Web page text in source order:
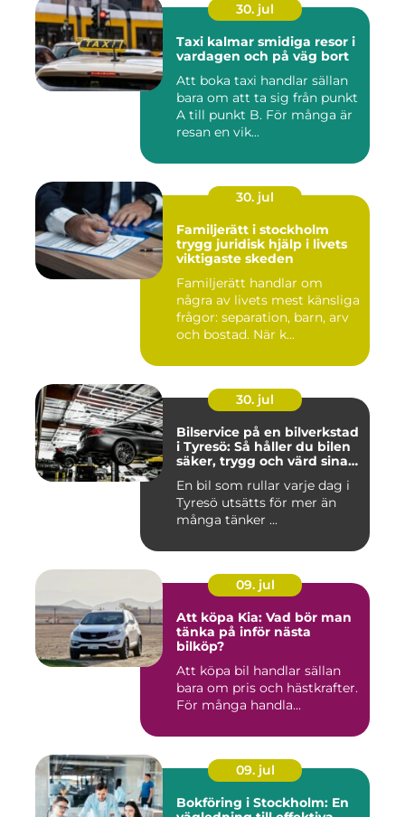
30. jul
Taxi kalmar smidiga resor i
vardagen och på väg bort
Att boka taxi handlar sällan
bara om att ta sig från punkt
A till punkt B. För många är
resan en vik...
30. jul
Familjerätt i stockholm
trygg juridisk hjälp i livets
viktigaste skeden
Familjerätt handlar om
några av livets mest känsliga
frågor: separation, barn, arv
och bostad. När k...
30. jul
Bilservice på en bilverkstad
i Tyresö: Så håller du bilen
säker, trygg och värd sina
En bil som rullar varje dag i
Tyresö utsätts för mer än
många tänker ...
09. jul
Att köpa Kia: Vad bör man
tänka på inför nästa
bilköp?
Att köpa bil handlar sällan
bara om pris och hästkrafter.
För många handla...
09. jul
Bokföring i Stockholm: En